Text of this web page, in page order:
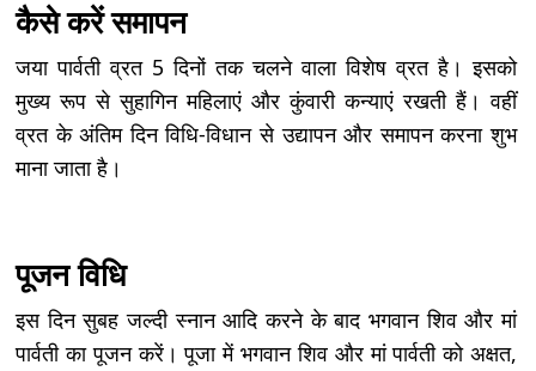
कैसे करें समापन
जया पार्वती व्रत 5 दिनों तक चलने वाला विशेष व्रत है। इसको
मुख्य रूप से सुहागिन महिलाएं और कुंवारी कन्याएं रखती हैं। वहीं
व्रत के अंतिम दिन विधि-विधान से उद्यापन और समापन करना शुभ
माना जाता है।
पूजन विधि
इस दिन सुबह जल्दी स्नान आदि करने के बाद भगवान शिव और मां
पार्वती का पूजन करें। पूजा में भगवान शिव और मां पार्वती को अक्षत,